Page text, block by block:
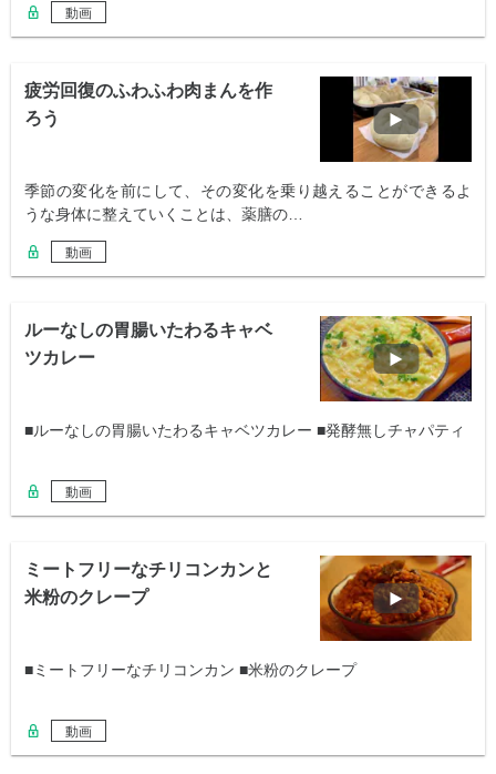
動画
疲労回復のふわふわ肉まんを作
ろう
季節の変化を前にして、その変化を乗り越えることができるよ
うな身体に整えていくことは、薬膳の…
動画
ルーなしの胃腸いたわるキャベ
ツカレー
■ルーなしの胃腸いたわるキャベツカレー ■発酵無しチャパティ
動画
ミートフリーなチリコンカンと
米粉のクレープ
■ミートフリーなチリコンカン ■米粉のクレープ
動画